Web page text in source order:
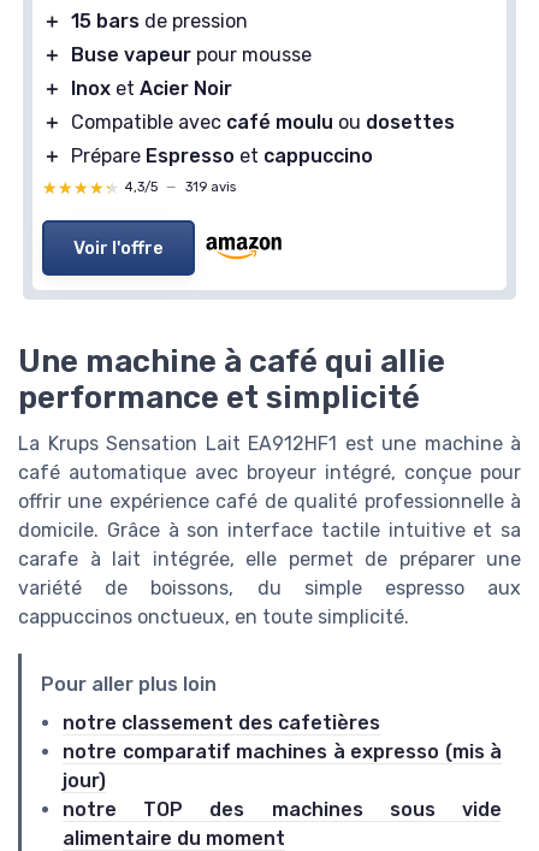
＋ 15 bars de pression
＋
Buse vapeur pour mousse
＋
Inox et Acier Noir
＋
Compatible avec café moulu ou dosettes
＋
Prépare Espresso et cappuccino
★★★★★
★★★★★ 4,3/5 — 319 avis
Voir l'offre
Une machine à café qui allie
performance et simplicité
La Krups Sensation Lait EA912HF1 est une machine à
café automatique avec broyeur intégré, conçue pour
offrir une expérience café de qualité professionnelle à
domicile. Grâce à son interface tactile intuitive et sa
carafe à lait intégrée, elle permet de préparer une
variété de boissons, du simple espresso aux
cappuccinos onctueux, en toute simplicité.
Pour aller plus loin
notre classement des cafetières
notre comparatif machines à expresso (mis à
jour)
notre TOP des machines sous vide
alimentaire du moment